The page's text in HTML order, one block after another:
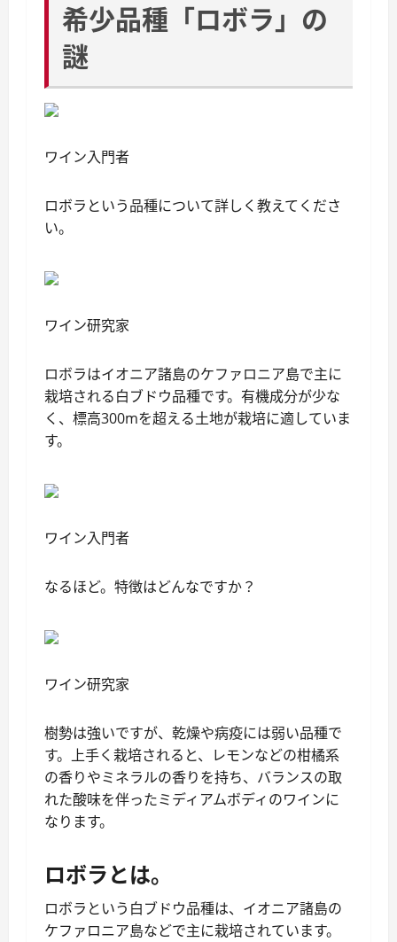
希少品種「ロボラ」の
謎
ワイン入門者
ロボラという品種について詳しく教えてくださ
い。
ワイン研究家
ロボラはイオニア諸島のケファロニア島で主に
栽培される白ブドウ品種です。有機成分が少な
く、標高300mを超える土地が栽培に適していま
す。
ワイン入門者
なるほど。特徴はどんなですか？
ワイン研究家
樹勢は強いですが、乾燥や病疫には弱い品種で
す。上手く栽培されると、レモンなどの柑橘系
の香りやミネラルの香りを持ち、バランスの取
れた酸味を伴ったミディアムボディのワインに
なります。
ロボラとは。
ロボラという白ブドウ品種は、イオニア諸島の
ケファロニア島などで主に栽培されています。